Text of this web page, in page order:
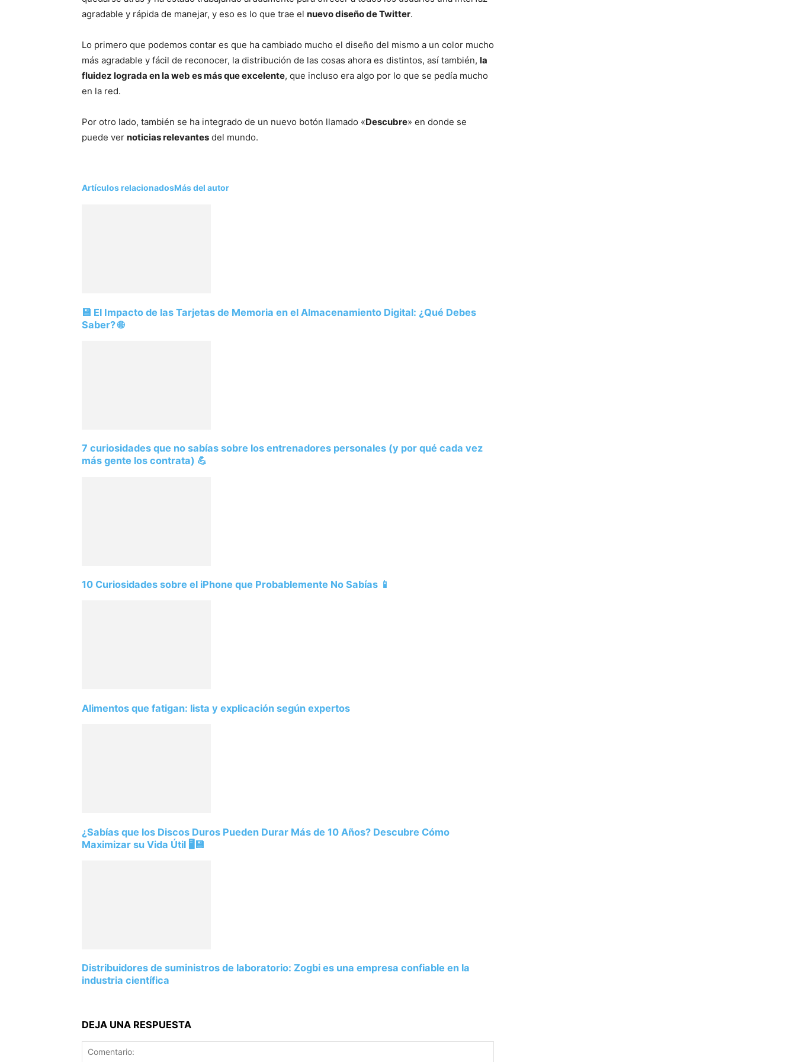
Mundo
agradable y rápida de manejar, y eso es lo que trae el nuevo diseño de Twitter.
Lo primero que podemos contar es que ha cambiado mucho el diseño del mismo a un color mucho
más agradable y fácil de reconocer, la distribución de las cosas ahora es distintos, así también, la
fluidez lograda en la web es más que excelente, que incluso era algo por lo que se pedía mucho
en la red.
Por otro lado, también se ha integrado de un nuevo botón llamado «Descubre» en donde se
puede ver noticias relevantes del mundo.
Artículos relacionadosMás del autor
💾 El Impacto de las Tarjetas de Memoria en el Almacenamiento Digital: ¿Qué Debes
Saber? 🌐
7 curiosidades que no sabías sobre los entrenadores personales (y por qué cada vez
más gente los contrata) 💪
10 Curiosidades sobre el iPhone que Probablemente No Sabías 📱
Alimentos que fatigan: lista y explicación según expertos
¿Sabías que los Discos Duros Pueden Durar Más de 10 Años? Descubre Cómo
Maximizar su Vida Útil 🖥️💾
Distribuidores de suministros de laboratorio: Zogbi es una empresa confiable en la
industria científica
DEJA UNA RESPUESTA